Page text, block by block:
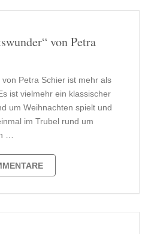
von Petra
von Petra Schier ist mehr als
ist vielmehr ein klassischer
um Weihnachten spielt und
im Trubel rund um
…